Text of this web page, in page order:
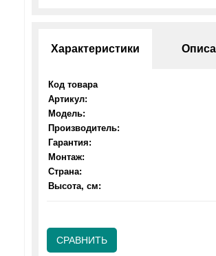
Характеристики
Код товара
Артикул:
Модель:
Производитель:
Гарантия:
Монтаж:
Страна:
Высота, см:
СРАВНИТЬ